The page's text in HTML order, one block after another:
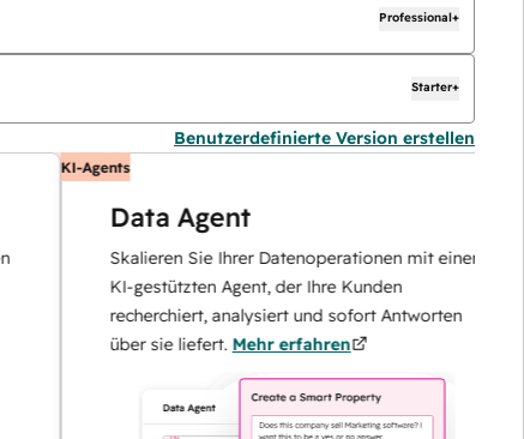
Professional+
Starter+
Benutzerdefinierte Version erstellen
KI-Agents
Data Agent
Skalieren Sie Ihrer Datenoperationen mit einem
KI-gestützten Agent, der Ihre Kunden
recherchiert, analysiert und sofort Antworten
über sie liefert.Mehr erfahren